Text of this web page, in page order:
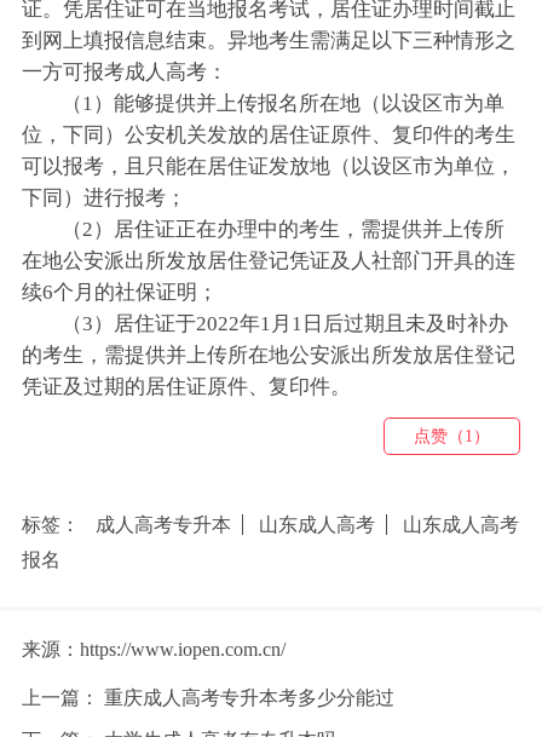
证。凭居住证可在当地报名考试，居住证办理时间截止
到网上填报信息结束。异地考生需满足以下三种情形之
一方可报考成人高考：
（1）能够提供并上传报名所在地（以设区市为单
位，下同）公安机关发放的居住证原件、复印件的考生
可以报考，且只能在居住证发放地（以设区市为单位，
下同）进行报考；
（2）居住证正在办理中的考生，需提供并上传所
在地公安派出所发放居住登记凭证及人社部门开具的连
续6个月的社保证明；
（3）居住证于2022年1月1日后过期且未及时补办
的考生，需提供并上传所在地公安派出所发放居住登记
凭证及过期的居住证原件、复印件。
点赞（1）
标签： 成人高考专升本 山东成人高考
山东成人高考
报名
来源：https://www.iopen.com.cn/
上一篇： 重庆成人高考专升本考多少分能过